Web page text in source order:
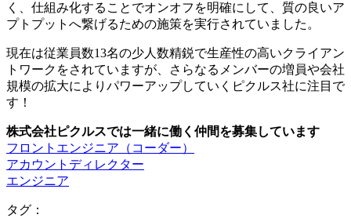
く、仕組み化することでオンオフを明確にして、質の良いア
プトプットへ繋げるための施策を実行されていました。
現在は従業員数13名の少人数精鋭で生産性の高いクライアン
トワークをされていますが、さらなるメンバーの増員や会社
規模の拡大によりパワーアップしていくピクルス社に注目で
す！
株式会社ピクルスでは一緒に働く仲間を募集しています
フロントエンジニア（コーダー）
アカウントディレクター
エンジニア
タグ：